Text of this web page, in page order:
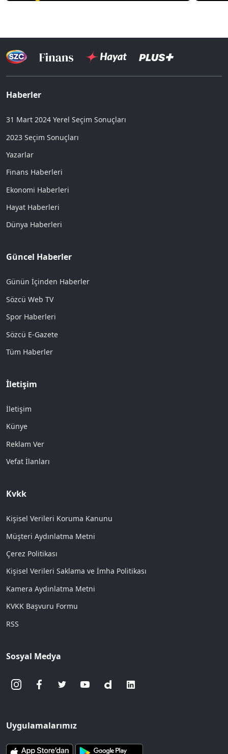
Haberler
31 Mart 2024 Yerel Seçim Sonuçları
2023 Seçim Sonuçları
Yazarlar
Finans Haberleri
Ekonomi Haberleri
Hayat Haberleri
Dünya Haberleri
Güncel Haberler
Günün İçinden Haberler
Sözcü Web TV
Spor Haberleri
Sözcü E-Gazete
Tüm Haberler
İletişim
İletişim
Künye
Reklam Ver
Vefat İlanları
Kvkk
Kişisel Verileri Koruma Kanunu
Müşteri Aydınlatma Metni
Çerez Politikası
Kişisel Verileri Saklama ve İmha Politikası
Kamera Aydınlatma Metni
KVKK Başvuru Formu
RSS
Sosyal Medya
Uygulamalarımız